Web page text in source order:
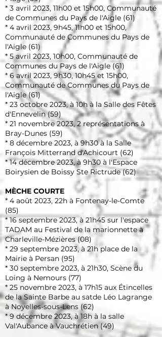
* 3 avril 2023, 11h00 et 15h00, Communauté
de Communes du Pays de l'Aigle (61)
* 4 avril 2023, 9h45, 11h00 et 15h00,
Communauté de Communes du Pays de
l'Aigle (61)
* 5 avril 2023, 10h00, Communauté de
Communes du Pays de l'Aigle (61)
* 6 avril 2023, 9h30, 10h45 et 15h00,
Communauté de Communes du Pays de
l'Aigle (61)
* 23 octobre 2023, à 10h à la Salle des Fêtes
d'Ennevelin (59)
* 21 novembre 2023,2 représentationsà
Bray-Dunes (59)
* 8 décembre 2023, à 9h30 à la Salle
François Mitterrand d'Achicourt (62)
* 14 décembre 2023, à 9h30 à l'Espace
Boirysien de Boissy Ste Rictrude (62)
MÈCHE COURTE
* 4 août 2023, 22h à Fontenay-le-Comte
(85)
* 16 septembre 2023, à 21h45 sur l'espace
TADAM au Festival de la marionnette à
Charleville-Mézières (08)
* 29 septembre 2023, à 21h place de la
Mairie à Persan (95)
* 30 septembre 2023, à 21h30, Scène du
Loing à Nemours (77)
* 25 novembre 2023, à 17h15 aux Étincelles
de la Sainte Barbe au satde Léo Lagrange
à Noyelles-sous-Lens (62)
* 9 décembre 2023, à 18h à la salle
Val'Aubance à Vauchrétien (49)